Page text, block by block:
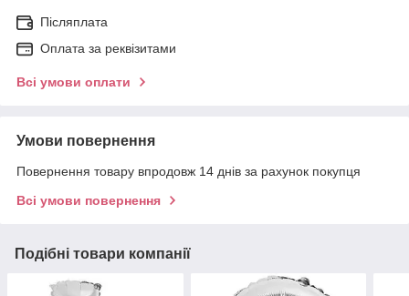
Післяплата
Оплата за реквізитами
Всі умови оплати
Умови повернення
Повернення товару впродовж 14 днів за рахунок покупця
Всі умови повернення
Подібні товари компанії